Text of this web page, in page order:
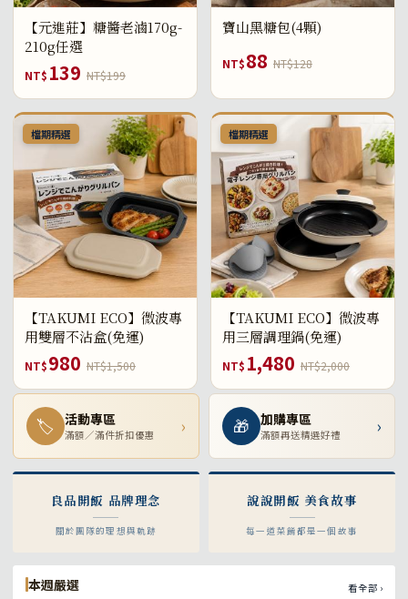
【元進莊】糖醬老滷170g-
210g任選
NT$ 139 NT$199
寶山黑糖包(4顆)
NT$88 NT$128
檔期精選
【TAKUMI ECO】微波專
用雙層不沾盒(免運)
NT$980 NT$1,500
檔期精選
【TAKUMI ECO】微波專
用三層調理鍋(免運)
NT$ 1,480 NT$2,000
🏷 活動專區
滿額／滿件折扣優惠 › 🎁 加購專區
滿額再送精選好禮 ›
良品開飯 品牌理念
關於團隊的理想與軌跡
說說開飯 美食故事
每一道菜餚都是一個故事
本週嚴選 看全部 ›